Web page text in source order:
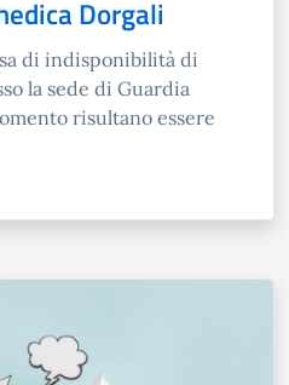
Dorgali
di indisponibilità di
la sede di Guardia
risultano essere